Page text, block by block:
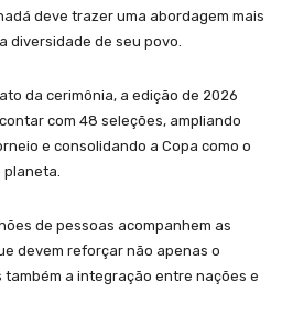
deve trazer uma abordagem mais
diversidade de seu povo.
da cerimônia, a edição de 2026
com 48 seleções, ampliando
e consolidando a Copa como o
de pessoas acompanhem as
devem reforçar não apenas o
a integração entre nações e